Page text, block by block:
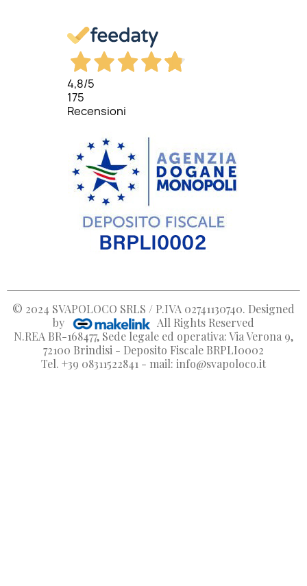
4,8/5
175
Recensioni
© 2024 SVAPOLOCO SRLS / P.IVA 02741130740. Designed
by
All Rights Reserved
N.REA BR-168477, Sede legale ed operativa: Via Verona 9,
72100 Brindisi - Deposito Fiscale BRPLI0002
Tel. +39 08311522841 - mail: info@svapoloco.it